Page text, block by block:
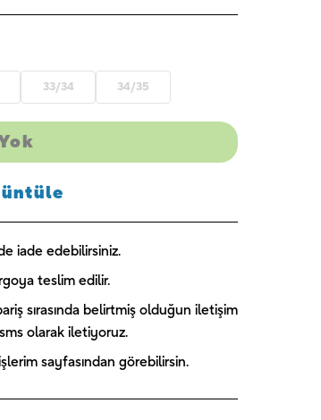
33/34 34/35
iade edebilirsiniz.
teslim edilir.
sırasında belirtmiş olduğun iletişim
olarak iletiyoruz.
sayfasından görebilirsin.